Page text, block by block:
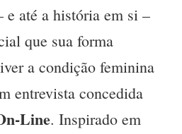
e até a história em si –
que sua forma
a condição feminina
entrevista concedida
Line. Inspirado em